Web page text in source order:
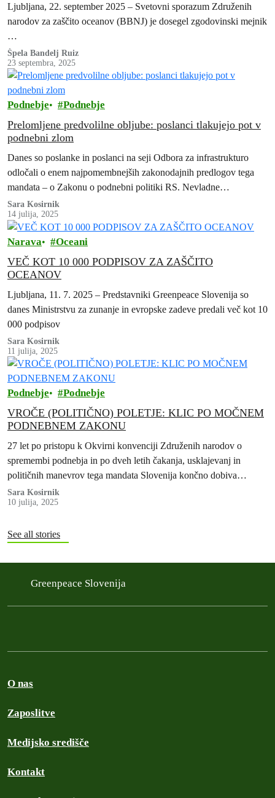
Ljubljana, 22. september 2025 – Svetovni sporazum Združenih
narodov za zaščito oceanov (BBNJ) je dosegel zgodovinski mejnik
…
Špela Bandelj Ruiz
23 septembra, 2025
Podnebje Podnebje
Prelomljene predvolilne obljube: poslanci tlakujejo pot v
podnebni zlom
Danes so poslanke in poslanci na seji Odbora za infrastrukturo
odločali o enem najpomembnejših zakonodajnih predlogov tega
mandata – o Zakonu o podnebni politiki RS. Nevladne
organizacije Pravni center za…
Sara Kosirnik
14 julija, 2025
Narava Oceani
VEČ KOT 10 000 PODPISOV ZA ZAŠČITO
OCEANOV
Ljubljana, 11. 7. 2025 – Predstavniki Greenpeace Slovenija so
danes Ministrstvu za zunanje in evropske zadeve predali več kot 10
000 podpisov
Sara Kosirnik
11 julija, 2025
Podnebje Podnebje
VROČE (POLITIČNO) POLETJE: KLIC PO MOČNEM
PODNEBNEM ZAKONU
27 let po pristopu k Okvirni konvenciji Združenih narodov o
spremembi podnebja in po dveh letih čakanja, usklajevanj in
političnih manevrov tega mandata Slovenija končno dobiva
podnebni zakon
Sara Kosirnik
10 julija, 2025
See all stories
Greenpeace Slovenija
O nas
Zaposlitve
Medijsko središče
Kontakt